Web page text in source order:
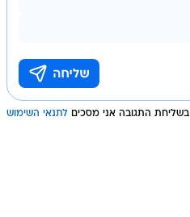
בשליחת התגובה אני מסכים לתנאי השימוש